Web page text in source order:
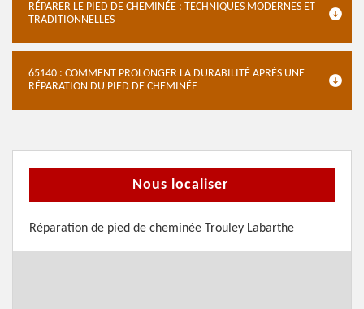
RÉPARER LE PIED DE CHEMINÉE : TECHNIQUES MODERNES ET
TRADITIONNELLES
65140 : COMMENT PROLONGER LA DURABILITÉ APRÈS UNE
RÉPARATION DU PIED DE CHEMINÉE
Nous localiser
Réparation de pied de cheminée Trouley Labarthe